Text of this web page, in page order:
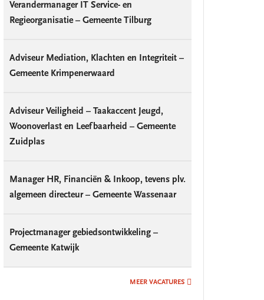
Verandermanager IT Service- en
Regieorganisatie – Gemeente Tilburg
Adviseur Mediation, Klachten en Integriteit –
Gemeente Krimpenerwaard
Adviseur Veiligheid – Taakaccent Jeugd,
Woonoverlast en Leefbaarheid – Gemeente
Zuidplas
Manager HR, Financiën & Inkoop, tevens plv.
algemeen directeur – Gemeente Wassenaar
Projectmanager gebiedsontwikkeling –
Gemeente Katwijk
MEER VACATURES